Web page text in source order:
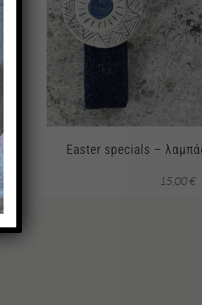
Easter specials –
15,00€